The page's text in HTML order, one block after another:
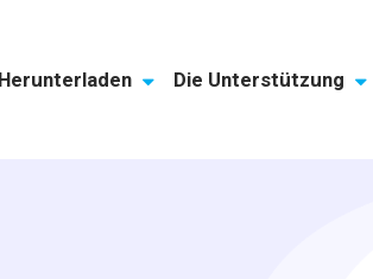
Die Unterstützung